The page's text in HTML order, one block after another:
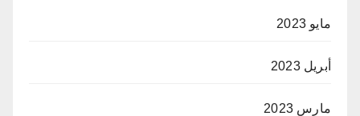
مايو 2023
أبريل 2023
مارس 2023